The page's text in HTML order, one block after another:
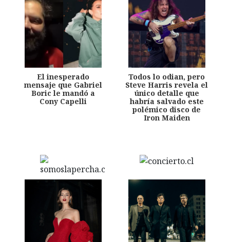
El inesperado
mensaje que Gabriel
Boric le mandó a
Cony Capelli
Todos lo odian, pero
Steve Harris revela el
único detalle que
habría salvado este
polémico disco de
Iron Maiden